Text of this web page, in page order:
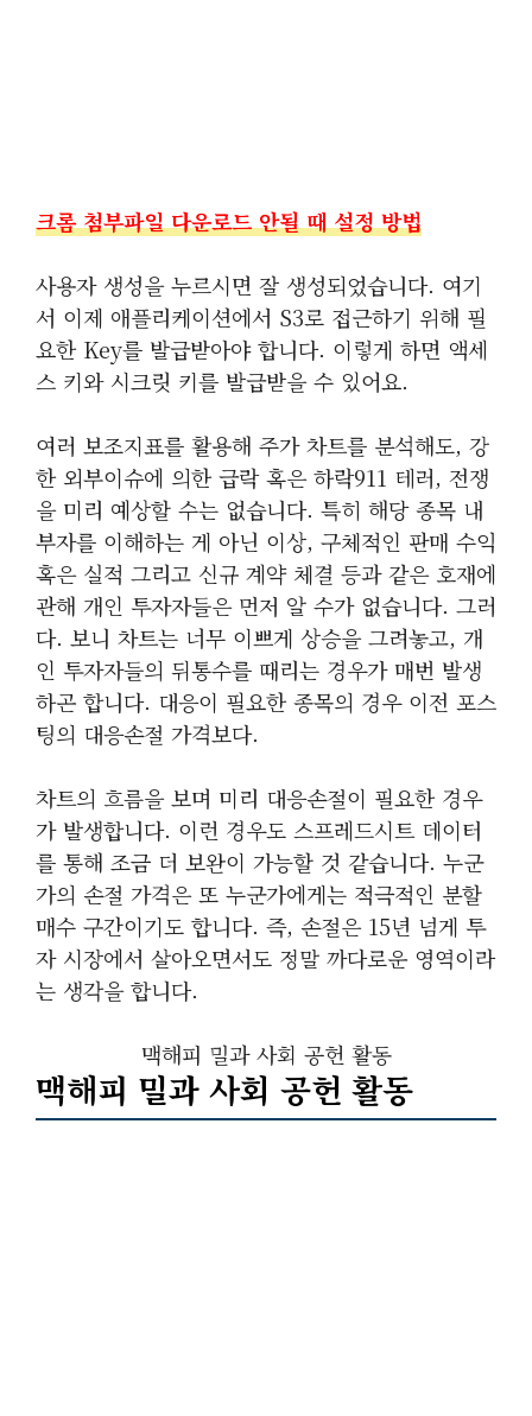
크롬 첨부파일 다운로드 안될 때 설정 방법
사용자 생성을 누르시면 잘 생성되었습니다. 여기
서 이제 애플리케이션에서 S3로 접근하기 위해 필
요한 Key를 발급받아야 합니다. 이렇게 하면 액세
스 키와 시크릿 키를 발급받을 수 있어요.
여러 보조지표를 활용해 주가 차트를 분석해도, 강
한 외부이슈에 의한 급락 혹은 하락911 테러, 전쟁
을 미리 예상할 수는 없습니다. 특히 해당 종목 내
부자를 이해하는 게 아닌 이상, 구체적인 판매 수익
혹은 실적 그리고 신규 계약 체결 등과 같은 호재에
관해 개인 투자자들은 먼저 알 수가 없습니다. 그러
다. 보니 차트는 너무 이쁘게 상승을 그려놓고, 개
인 투자자들의 뒤통수를 때리는 경우가 매번 발생
하곤 합니다. 대응이 필요한 종목의 경우 이전 포스
팅의 대응손절 가격보다.
차트의 흐름을 보며 미리 대응손절이 필요한 경우
가 발생합니다. 이런 경우도 스프레드시트 데이터
를 통해 조금 더 보완이 가능할 것 같습니다. 누군
가의 손절 가격은 또 누군가에게는 적극적인 분할
매수 구간이기도 합니다. 즉, 손절은 15년 넘게 투
자 시장에서 살아오면서도 정말 까다로운 영역이라
는 생각을 합니다.
맥해피 밀과 사회 공헌 활동
맥해피 밀과 사회 공헌 활동